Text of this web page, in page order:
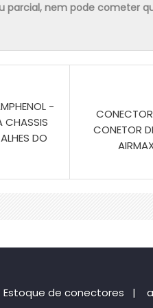
nem pode cometer
-
CHASSIS
DO
CONETOR
Estoque de conectores |